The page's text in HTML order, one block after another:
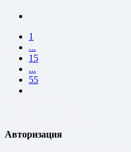
1
...
15
...
55
Авторизация